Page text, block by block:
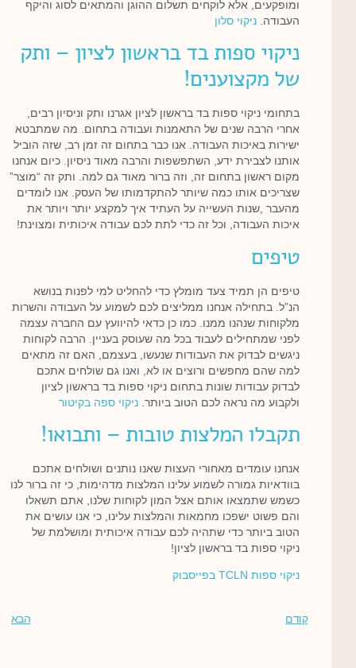
ומופקעים, אלא לוקחים תשלום ההוגן והמתאים לסוג והיקף
העבודה. ניקוי סלון
ניקוי ספות בד בראשון לציון – ותק
של מקצוענים!
בתחומי ניקוי ספות בד בראשון לציון אגרנו ותק וניסיון רבים,
אחרי הרבה שנים של התאמנות ועבודה בתחום. מה שמתבטא
ישירות באיכות העבודה. אנו כבר בתחום זה זמן רב, שזה הוביל
אותנו לצבירת ידע, השתפשפות והרבה מאוד ניסיון. כיום אנחנו
מקום ראשון בתחום זה, וזה ברור מאוד גם למה. ותק זה “מוצר”
שצריכים אותו כמה שיותר להתקדמותו של העסק. אנו לומדים
מהעבר ,שנות העשייה על העתיד איך למקצע יותר ויותר את
איכות העבודה, וכל זה כדי לתת לכם עבודה איכותית ומצוינת!
טיפים
טיפים הן תמיד צעד מומלץ כדי להחליט למי לפנות בנושא
הנ”ל. בתחילה אנחנו ממליצים לכם לשמוע על העבודה והשרות
מלקוחות שנהנו ממנו. כמו כן כדאי להיוועץ עם החברה עצמה
לפני שמתחילים לעבוד בכל מה שעוסק בעניין. הרבה לקוחות
ניגשים לבדוק את העבודות שנעשו, בעצמם, האם זה מתאים
למה שהם מחפשים ורוצים או לא, ואנו גם שולחים אתכם
לבדוק עבודות שונות בתחום ניקוי ספות בד בראשון לציון
ולקבוע מה נראה לכם הטוב ביותר. ניקוי ספה בקיטור
תקבלו המלצות טובות – ותבואו!
אנחנו עומדים מאחורי העצות שאנו נותנים ושולחים אתכם
בוודאיות גמורה לשמוע עלינו המלצות מדהימות, כי זה ברור לנו
כשמש שתמצאו אותם אצל המון לקוחות שלנו, אתם תשאלו
והם פשוט ישפכו מחמאות והמלצות עלינו, כי אנו עושים את
הטוב ביותר כדי שתהיה לכם עבודה איכותית ומושלמת של
ניקוי ספות בד בראשון לציון!
ניקוי ספות TCLN בפייסבוק
קודם הבא